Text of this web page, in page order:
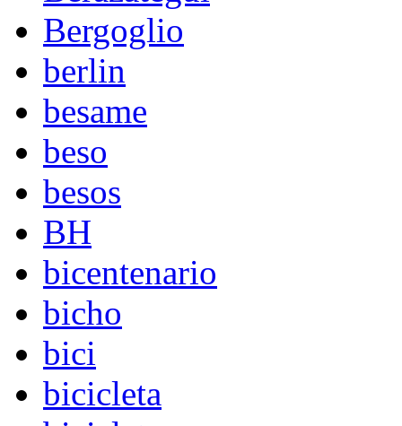
Bergoglio
berlin
besame
beso
besos
BH
bicentenario
bicho
bici
bicicleta